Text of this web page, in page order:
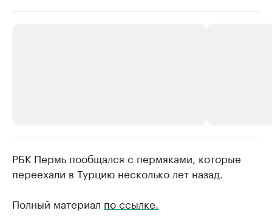
Крупнейшие производители и
Ознакомьтесь с информацией в каталоге
Страховые
РБК Пермь пообщался с пермяками, которые
переехали в Турцию несколько лет назад.
Полный материал по ссылке.